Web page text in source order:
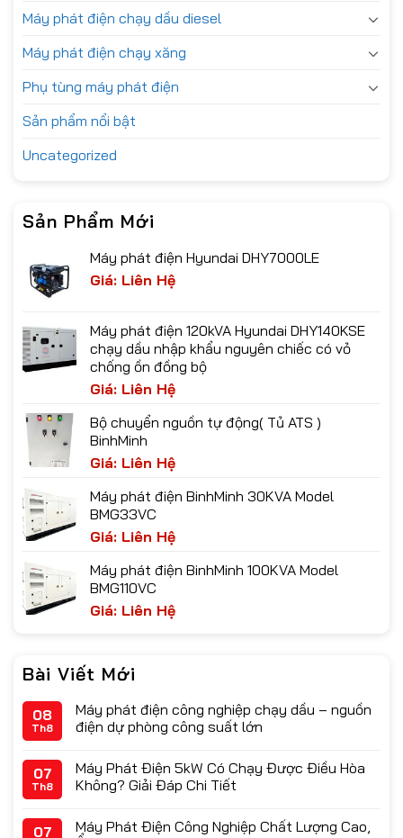
Máy phát điện chạy dầu diesel
Máy phát điện chạy xăng
Phụ tùng máy phát điện
Sản phẩm nổi bật
Uncategorized
Sản Phẩm Mới
Máy phát điện Hyundai DHY7000LE
Giá: Liên Hệ
Máy phát điện 120kVA Hyundai DHY140KSE
chạy dầu nhập khẩu nguyên chiếc có vỏ
chống ồn đồng bộ
Giá: Liên Hệ
Bộ chuyển nguồn tự động( Tủ ATS )
BinhMinh
Giá: Liên Hệ
Máy phát điện BinhMinh 30KVA Model
BMG33VC
Giá: Liên Hệ
Máy phát điện BinhMinh 100KVA Model
BMG110VC
Giá: Liên Hệ
Bài Viết Mới
08
Th8
Máy phát điện công nghiệp chạy dầu – nguồn
điện dự phòng công suất lớn
07
Th8
Máy Phát Điện 5kW Có Chạy Được Điều Hòa
Không? Giải Đáp Chi Tiết
07
Máy Phát Điện Công Nghiệp Chất Lượng Cao,